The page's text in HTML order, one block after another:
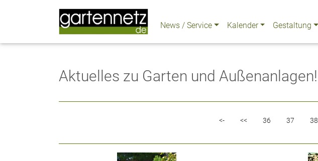
News / Service Kalender Gestaltung
Aktuelles zu Garten und Außenanlagen!
<-First <<Previous
36 37 38